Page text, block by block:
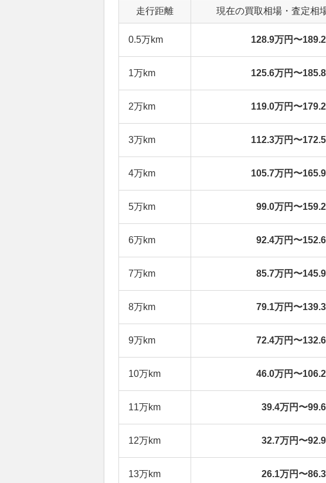
走行距離 現在の買取相場・査定相
0.5万km 128.9万円〜
1万km 125.6万円〜
2万km 119.0万円〜
3万km 112.3万円〜
4万km 105.7万円〜
5万km 99.0万円〜
6万km 92.4万円〜
7万km 85.7万円〜
8万km 79.1万円〜
9万km 72.4万円〜
10万km 46.0万円〜
11万km 39.4万円〜
12万km 32.7万円〜
13万km 26.1万円〜